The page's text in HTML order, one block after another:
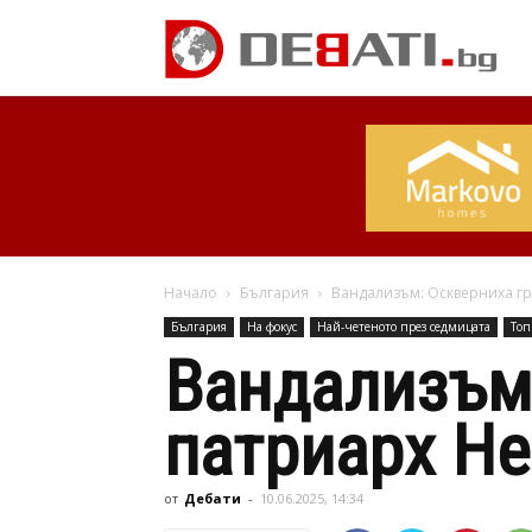
Начало България Вандализъм: Оскверниха
България На фокус Най-четеното през седмицата
патриарх
от Дебати - 10.06.2025, 14:34